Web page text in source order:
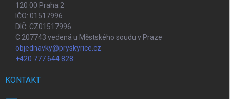
120 00 Praha 2
IČO: 01517996
DIČ: CZ01517996
C 207743 vedená u Městského soudu v Praze
objednavky@pryskyrice.cz
+420 777 644 828
KONTAKT